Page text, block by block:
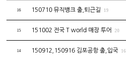
16 150710 뮤직뱅크 출,퇴근길 19
15 151002 전국 T world 매장 투어 20
14 150912,150916 김포공항 출,입국 16